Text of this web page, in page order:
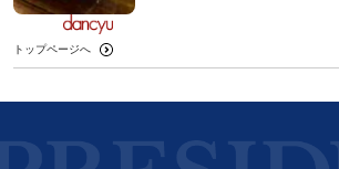
トップページへ